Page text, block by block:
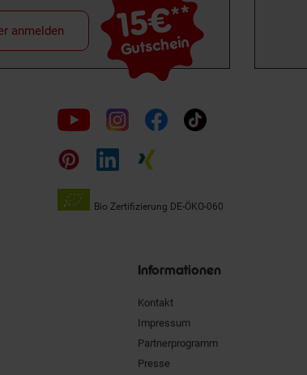
15€**
Gutschein
anmelden
Folge
uns
auf
Bio Zertifizierung DE-ÖKO-060
Informationen
Kontakt
Impressum
Partnerprogramm
Presse